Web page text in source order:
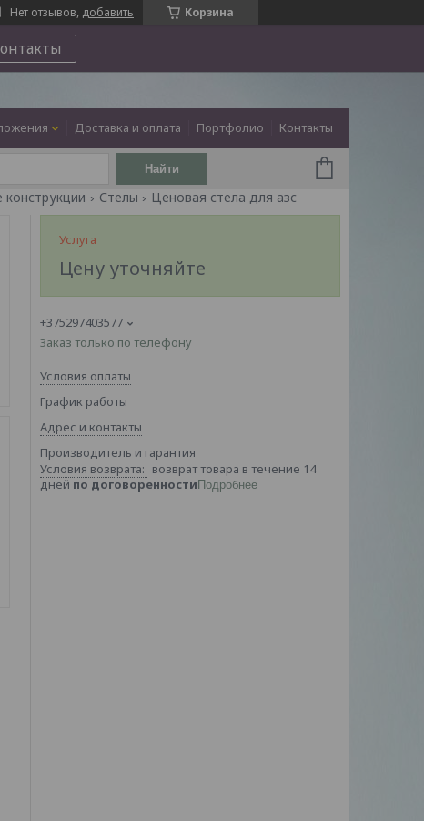
Корзина
Нет отзывов, добавить
Доставка и оплата Портфолио Контакты
Найти
Стелы Ценовая стела для азс
Услуга
Цену уточняйте
+375297403577
Заказ только по телефону
Условия оплаты
График работы
Адрес и контакты
Производитель и гарантия
возврат товара в течение 14
дней по договоренности Подробнее